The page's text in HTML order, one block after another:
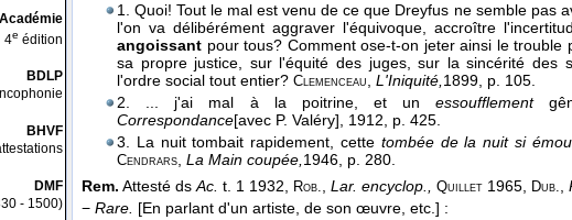
Académie
4e édition
BDLP
BHVF
DMF
- 1500)
1. Quoi! Tout le mal est venu de ce que Dreyfus ne semble pas
l'on va délibérément aggraver l'équivoque, accroître
angoissant pour tous? Comment ose-t-on jeter ainsi le
sa propre justice, sur l'équité des juges, sur la sincérité des
l'ordre social tout entier? Clemenceau, L'Iniquité,1899, p. 105.
2. ... j'ai mal à la poitrine, et unessoufflement
Correspondance[avec P. Valéry], 1912, p. 425.
3. La nuit tombait rapidement, cette tombée de la nuit si
Cendrars, La Main coupée,1946, p. 280.
Rem. Attesté dsAc. t. 1 1932, Rob., Lar. encyclop., Quillet 1965, Dub.,
− Rare. [En parlant d'un artiste, de son œuvre, etc.] :